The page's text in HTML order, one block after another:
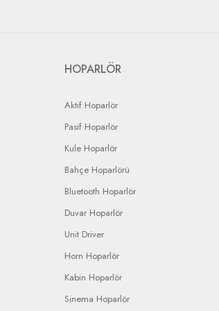
HOPARLÖR
Aktif Hoparlör
Pasif Hoparlör
Kule Hoparlör
Bahçe Hoparlörü
Bluetooth Hoparlör
Duvar Hoparlör
Unit Driver
Horn Hoparlör
Kabin Hoparlör
Sinema Hoparlör